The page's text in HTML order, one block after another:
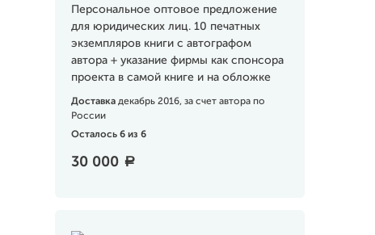
Персональное оптовое предложение
для юридических лиц. 10 печатных
экземпляров книги с автографом
автора + указание фирмы как спонсора
проекта в самой книге и на обложке
Доставка декабрь 2016, за счет автора по
России
Осталось 6 из 6
30 000 a